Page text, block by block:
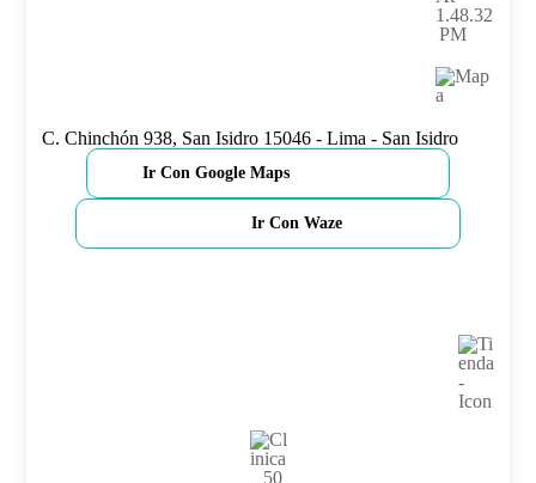
C. Chinchón 938, San Isidro 15046 - Lima - San Isidro
Ir Con Google Maps
Ir Con Waze